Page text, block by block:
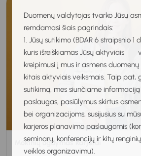
Duomenų valdytojas tvarko Jūsų
remdamasi šiais pagrindais:
1. Jūsų sutikimo (BDAR 6 straipsnio 1
kuris išreiškiamas Jūsų aktyviais
kreipimusi į mus ir asmens
kitais aktyviais veiksmais. Taip pat,
sutikimą, mes siunčiame
paslaugas, pasiūlymus skirtus
bei organizacijoms, susijusius su
karjeros planavimo paslaugomis
seminarų, konferencijų ir kitų
veiklos organizavimu).
Mokinių ugdymas karjerai